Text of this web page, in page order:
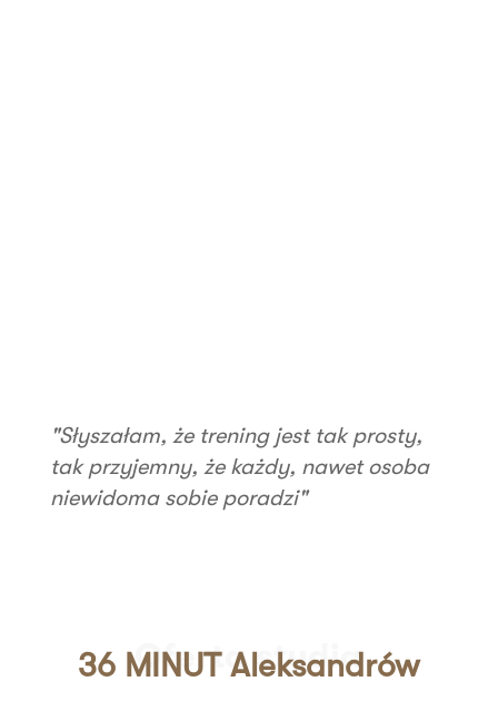
"Słyszałam, że trening jest tak prosty,
tak przyjemny, że każdy, nawet osoba
niewidoma sobie poradzi"
Oferta studia
36 MINUT Aleksandrów